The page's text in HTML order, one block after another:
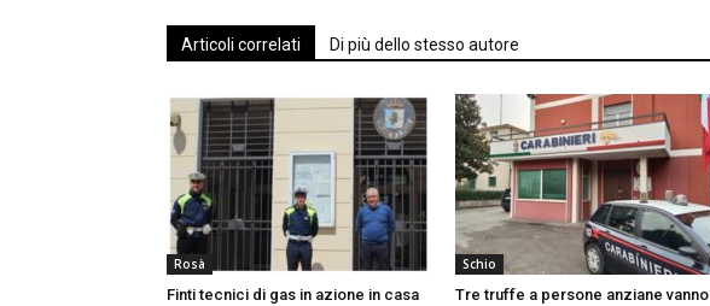
Articoli correlati Di più dello stesso autore
Rosà
Finti tecnici di gas in azione in casa
Schio
Tre truffe a persone anziane vanno